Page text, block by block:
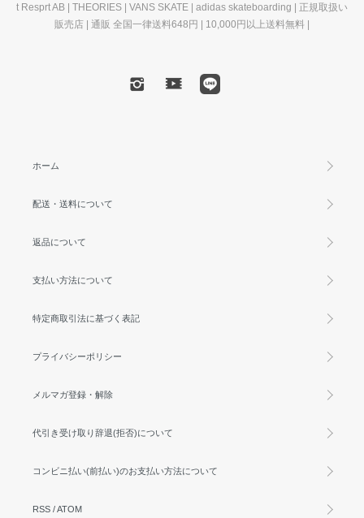
t Resprt AB | THEORIES | VANS SKATE | adidas skateboarding | 正規取扱い
販売店 | 通販 全国一律送料648円 | 10,000円以上送料無料 |
ホーム
配送・送料について
返品について
支払い方法について
特定商取引法に基づく表記
プライバシーポリシー
メルマガ登録・解除
代引き受け取り辞退(拒否)について
コンビニ払い(前払い)のお支払い方法について
RSS /ATOM